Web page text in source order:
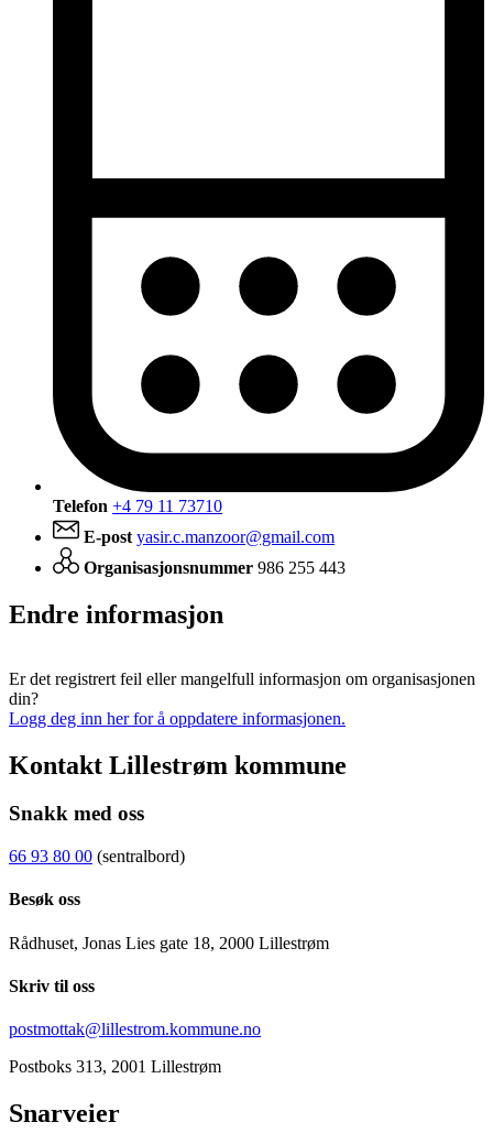
Telefon +4 79 11 73710
E-post yasir.c.manzoor@gmail.com
Organisasjonsnummer 986 255 443
Endre informasjon
Er det registrert feil eller mangelfull informasjon om organisasjonen
din?
Logg deg inn her for å oppdatere informasjonen.
Kontakt Lillestrøm kommune
Snakk med oss
66 93 80 00 (sentralbord)
Besøk oss
Rådhuset, Jonas Lies gate 18, 2000 Lillestrøm
Skriv til oss
postmottak@lillestrom.kommune.no
Postboks 313, 2001 Lillestrøm
Snarveier